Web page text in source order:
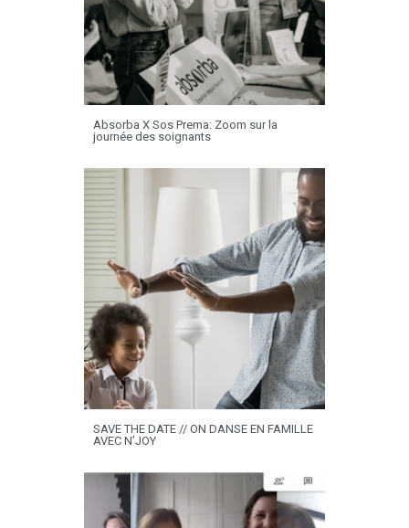
Absorba X Sos Prema: Zoom sur la
journée des soignants
SAVE THE DATE // ON DANSE EN FAMILLE
AVEC N’JOY